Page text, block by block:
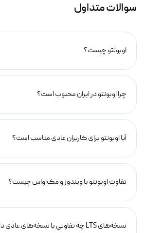
سوالات متداول
اوبونتو چیست؟
چرا اوبونتو در ایران محبوب است؟
آیا اوبونتو برای کاربران عادی مناسب است؟
تفاوت اوبونتو با ویندوز و مک‌اواس چیست؟
نسخه‌های LTS چه تفاوتی با نسخه‌های عادی دارند؟